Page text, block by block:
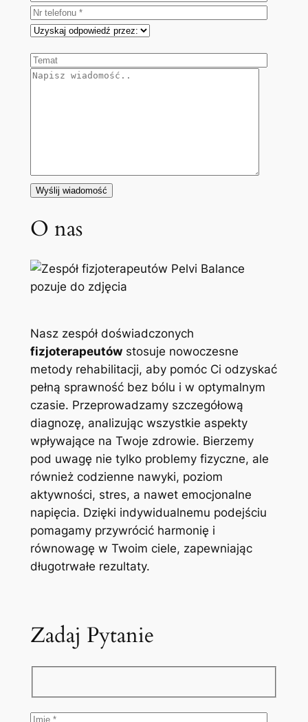
O nas
Nasz zespół doświadczonych
fizjoterapeutówstosuje nowoczesne
metody rehabilitacji, aby pomóc Ci odzyskać
pełną sprawność bez bólu i w optymalnym
czasie. Przeprowadzamy szczegółową
diagnozę, analizując wszystkie aspekty
wpływające na Twoje zdrowie. Bierzemy
pod uwagę nie tylko problemy fizyczne, ale
również codzienne nawyki, poziom
aktywności, stres, a nawet emocjonalne
napięcia. Dzięki indywidualnemu podejściu
pomagamy przywrócić harmonię i
równowagę w Twoim ciele, zapewniając
długotrwałe rezultaty.
Zadaj Pytanie